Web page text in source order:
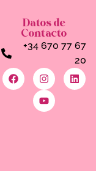
Datos de
Contacto
+34 670 77 67
20